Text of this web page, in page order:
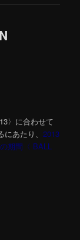
〉に合わせて
にあたり、2013
期間〈 BALL